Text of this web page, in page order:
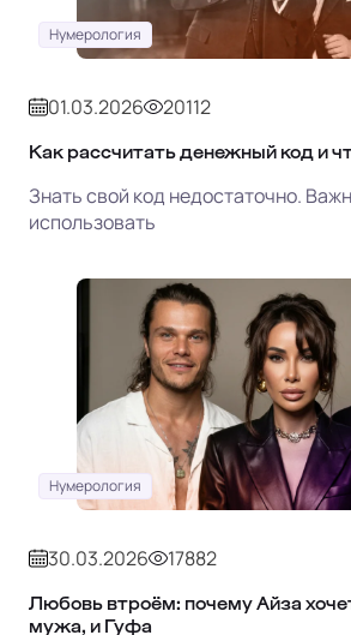
Нумерология
01.03.2026 20112
Как рассчитать денежный код и
Знать свой код недостаточно.
использовать
Нумерология
30.03.2026 17882
Любовь втроём: почему Айза
мужа, и Гуфа